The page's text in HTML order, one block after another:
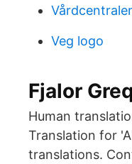
Veg logo
Fjalor
Human
Translation for
translations.